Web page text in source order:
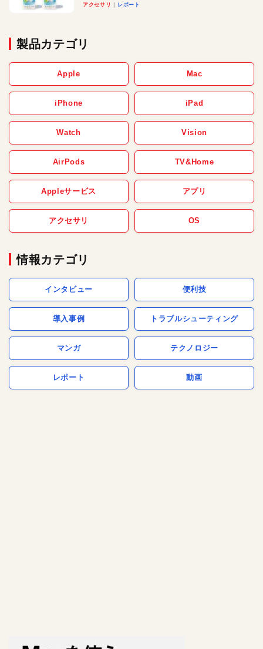
アクセサリ レポート
製品カテゴリ
Apple Mac
iPhone iPad
Watch Vision
AirPods TV&Home
Appleサービス アプリ
アクセサリ OS
情報カテゴリ
インタビュー 便利技
導入事例 トラブルシューティング
マンガ テクノロジー
レポート 動画